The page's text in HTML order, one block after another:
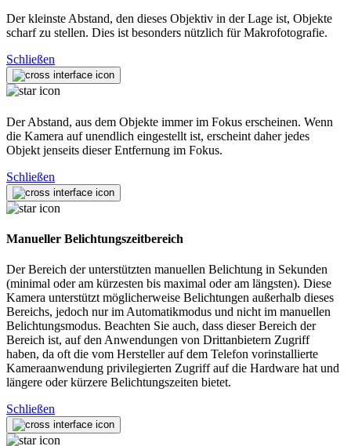
Der kleinste Abstand, den dieses Objektiv in der Lage ist, Objekte
scharf zu stellen. Dies ist besonders nützlich für Makrofotografie.
Schließen
Der Abstand, aus dem Objekte immer im Fokus erscheinen. Wenn
die Kamera auf unendlich eingestellt ist, erscheint daher jedes
Objekt jenseits dieser Entfernung im Fokus.
Schließen
Manueller Belichtungszeitbereich
Der Bereich der unterstützten manuellen Belichtung in Sekunden
(minimal oder am kürzesten bis maximal oder am längsten). Diese
Kamera unterstützt möglicherweise Belichtungen außerhalb dieses
Bereichs, jedoch nur im Automatikmodus und nicht im manuellen
Belichtungsmodus. Beachten Sie auch, dass dieser Bereich der
Bereich ist, auf den Anwendungen von Drittanbietern Zugriff
haben, da oft die vom Hersteller auf dem Telefon vorinstallierte
Kameraanwendung privilegierten Zugriff auf die Hardware hat und
längere oder kürzere Belichtungszeiten bietet.
Schließen